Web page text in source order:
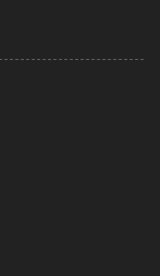
выполнить
тарифного
установки.
тарифы